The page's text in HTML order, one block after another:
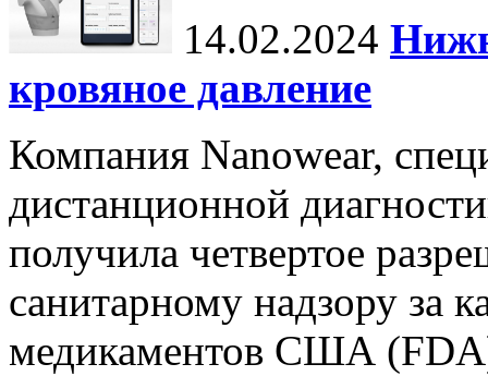
14.02.2024
кровяное давление
Компания Nanowear,
дистанционной
получила четвертое
санитарному надзору за
медикаментов США